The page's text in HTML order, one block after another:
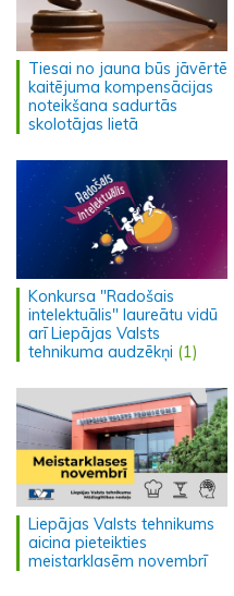
Tiesai no jauna būs jāvērtē
kaitējuma kompensācijas
noteikšana sadurtās
skolotājas lietā
Konkursa "Radošais
intelektuālis" laureātu vidū
arī Liepājas Valsts
tehnikuma audzēkņi (1)
Liepājas Valsts tehnikums
aicina pieteikties
meistarklasēm novembrī